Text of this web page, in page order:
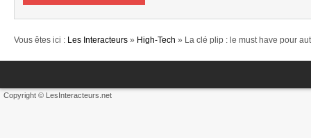
Vous êtes ici : Les Interacteurs » High-Tech » La clé plip : le must have pour
Copyright © LesInteracteurs.net